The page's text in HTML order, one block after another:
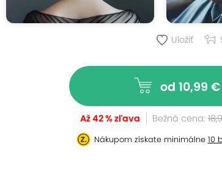
Uložiť
od 10,99 €
Až 42 % zľava Bežná cena:
Nákupom získate minimálne 10